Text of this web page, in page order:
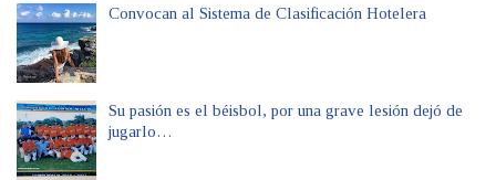
Convocan al Sistema de Clasificación Hotelera
Su pasión es el béisbol, por una grave lesión dejó de
jugarlo…